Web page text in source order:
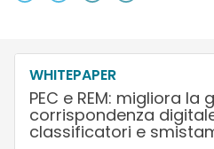
WHITEPAPER
PEC e REM: migliora la
corrispondenza
classificatori e